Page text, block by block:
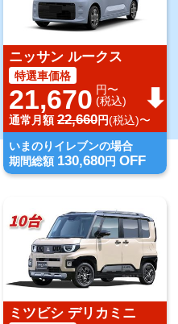
ニッサン ルークス
特選車価格
21,670 円〜
(税込)
通常月額22,660円(税込)〜
いまのりイレブンの場合
期間総額 130,680円 OFF
ミツビシ デリカミニ